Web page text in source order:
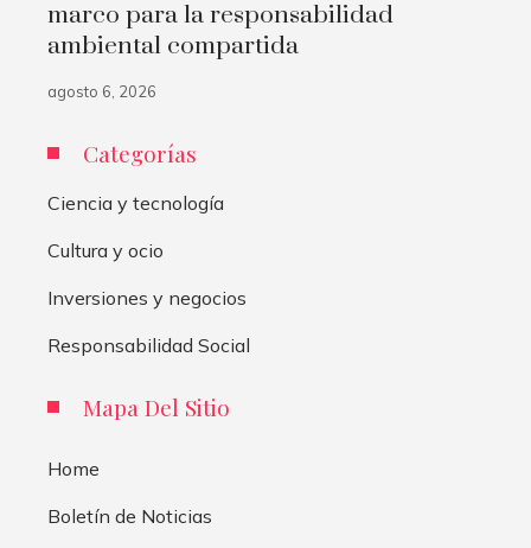
marco para la responsabilidad
ambiental compartida
agosto 6, 2026
Categorías
Ciencia y tecnología
Cultura y ocio
Inversiones y negocios
Responsabilidad Social
Mapa Del Sitio
Home
Boletín de Noticias